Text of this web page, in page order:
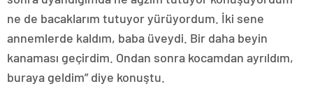
ne de bacaklarım tutuyor yürüyordum. İki sene
annemlerde kaldım, baba üveydi. Bir daha beyin
kanaması geçirdim. Ondan sonra kocamdan ayrıldım,
buraya geldim” diye konuştu.